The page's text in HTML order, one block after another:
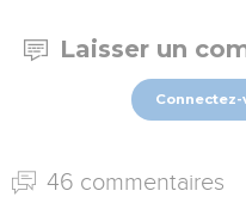
Laisser un
46 commentaires